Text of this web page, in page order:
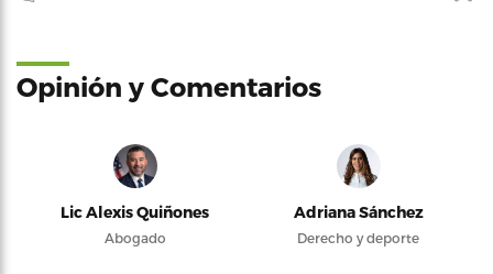
Opinión y Comentarios
Lic Alexis Quiñones
Abogado
Adriana Sánchez
Derecho y deporte